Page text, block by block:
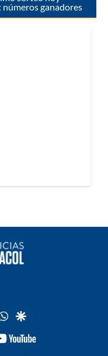
números ganadores
whatsapp
google
youtube-